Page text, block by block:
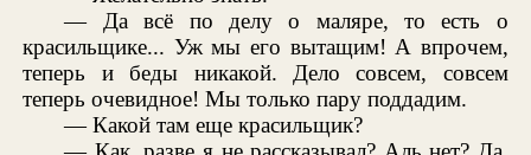
— Да всё по делу о маляре, то есть о
красильщике... Уж мы его вытащим! А впрочем,
теперь и беды никакой. Дело совсем, совсем
теперь очевидное! Мы только пару поддадим.
— Какой там еще красильщик?